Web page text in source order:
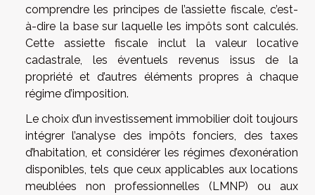
comprendre les principes de l’assiette fiscale, c’est-
à-dire la base sur laquelle les impôts sont calculés.
Cette assiette fiscale inclut la valeur locative
cadastrale, les éventuels revenus issus de la
propriété et d’autres éléments propres à chaque
régime d’imposition.
Le choix d’un investissement immobilier doit toujours
intégrer l’analyse des impôts fonciers, des taxes
d’habitation, et considérer les régimes d’exonération
disponibles, tels que ceux applicables aux locations
meublées non professionnelles (LMNP) ou aux